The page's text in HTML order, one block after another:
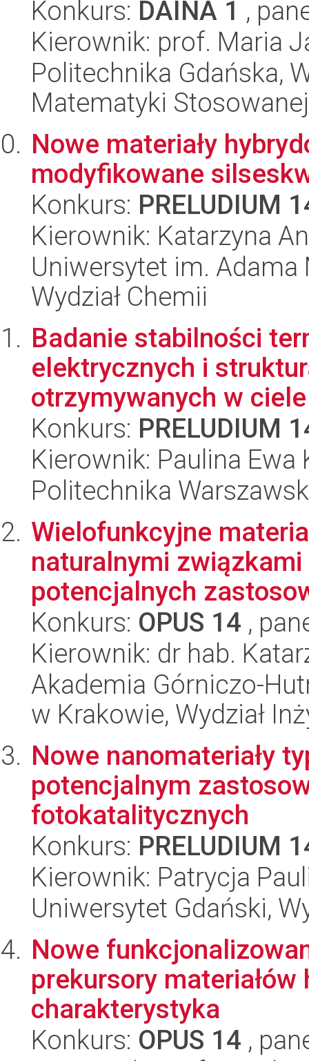
Konkurs: DAINA 1 ,
Kierownik: prof. Maria
Politechnika Gdańska,
Matematyki Stosowanej
Nowe materiały
modyfikowane
Konkurs: PRELUDIUM
Kierownik: Katarzyna
Uniwersytet im.
Wydział Chemii
Badanie stabilności
elektrycznych i
otrzymywanych w
Konkurs: PRELUDIUM
Kierownik: Paulina Ewa
Politechnika
Wielofunkcyjne
naturalnymi
potencjalnych
Konkurs: OPUS 14 ,
Kierownik: dr hab.
Akademia Górniczo-
w Krakowie, Wydział
Nowe nanomateriały
potencjalnym
fotokatalitycznych
Konkurs: PRELUDIUM
Kierownik: Patrycja
Uniwersytet Gdański,
Nowe
prekursory
charakterystyka
Konkurs: OPUS 14 ,